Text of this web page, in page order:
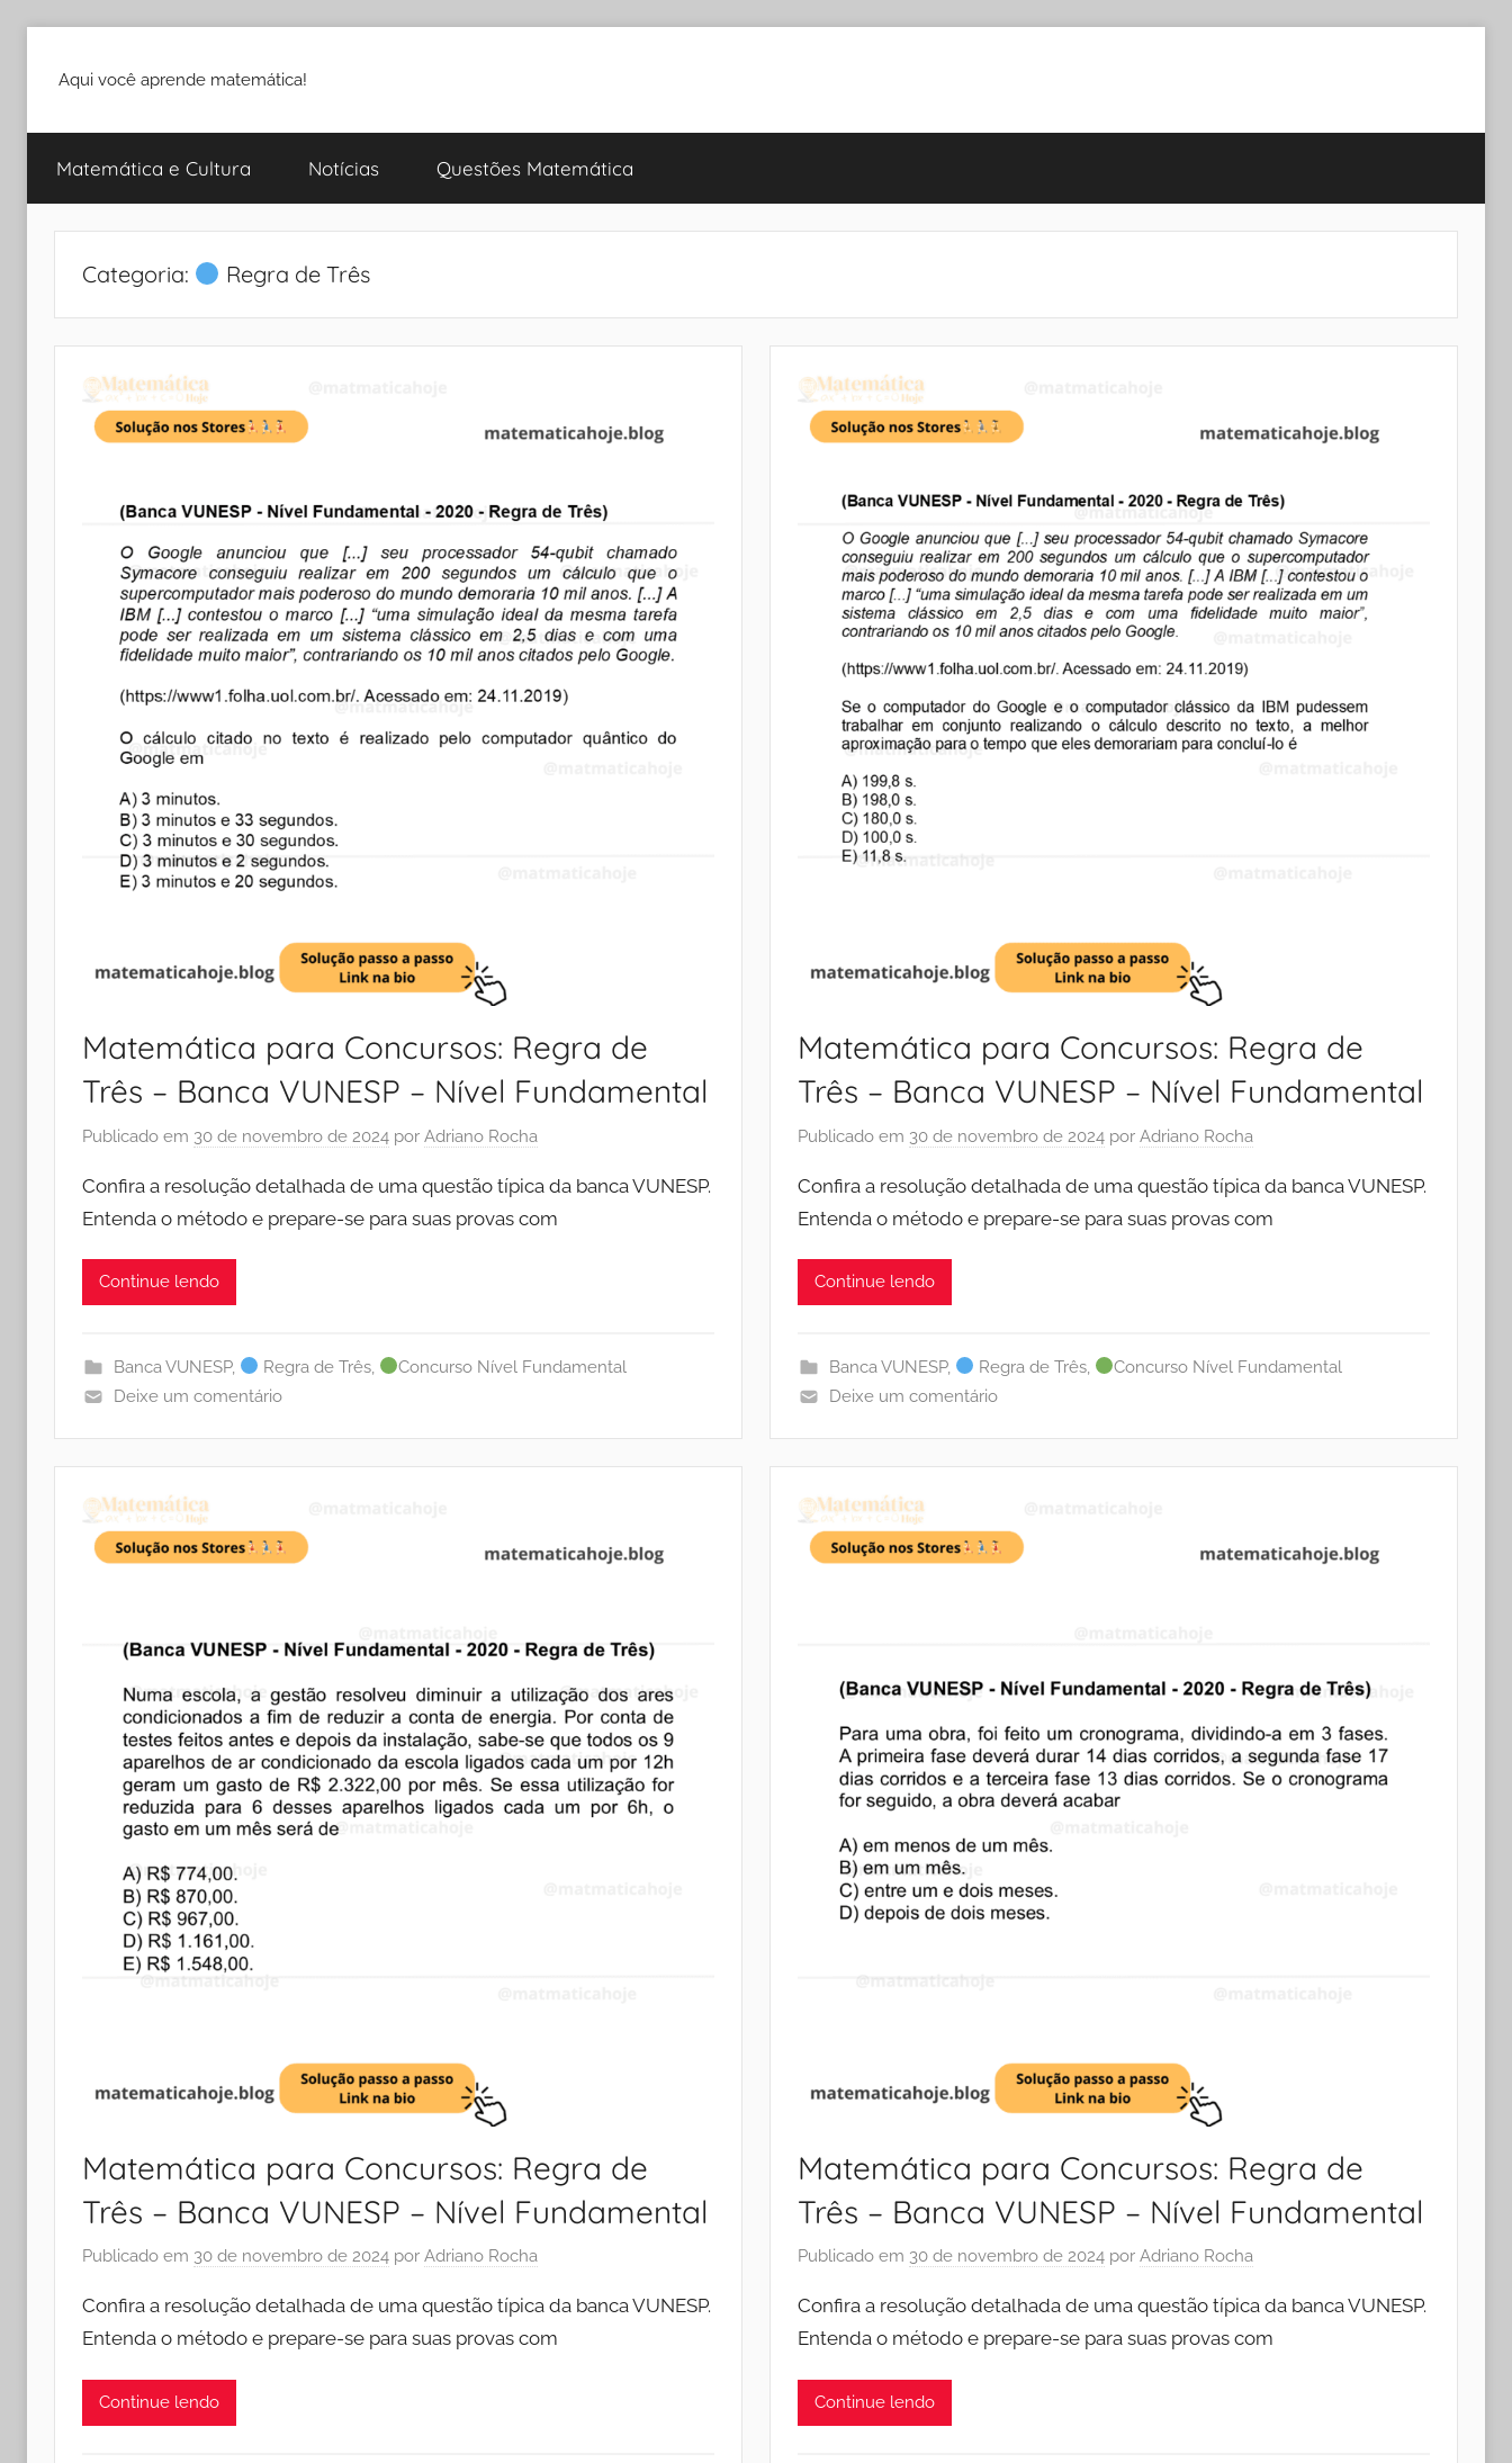
para
conteúdo
Aqui você aprende matemática!
Matemática e Cultura Notícias Questões Matemática
Categoria: Regra de Três
Matemática para Concursos: Regra de
Três – Banca VUNESP – Nível Fundamental
Publicado em 30 de novembro de 2024 por Adriano Rocha
Confira a resolução detalhada de uma questão típica da banca VUNESP.
Entenda o método e prepare-se para suas provas com
Continue lendo
Banca VUNESP, Regra de Três,
Concurso Nível Fundamental
Deixe um comentário
Matemática para Concursos: Regra de
Três – Banca VUNESP – Nível Fundamental
Publicado em 30 de novembro de 2024 por Adriano Rocha
Confira a resolução detalhada de uma questão típica da banca VUNESP.
Entenda o método e prepare-se para suas provas com
Continue lendo
Banca VUNESP, Regra de Três,
Concurso Nível Fundamental
Deixe um comentário
Matemática para Concursos: Regra de
Três – Banca VUNESP – Nível Fundamental
Publicado em 30 de novembro de 2024 por Adriano Rocha
Confira a resolução detalhada de uma questão típica da banca VUNESP.
Entenda o método e prepare-se para suas provas com
Continue lendo
Matemática para Concursos: Regra de
Três – Banca VUNESP – Nível Fundamental
Publicado em 30 de novembro de 2024 por Adriano Rocha
Confira a resolução detalhada de uma questão típica da banca VUNESP.
Entenda o método e prepare-se para suas provas com
Continue lendo